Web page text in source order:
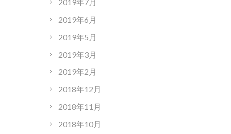
2019年7月
2019年6月
2019年5月
2019年3月
2019年2月
2018年12月
2018年11月
2018年10月